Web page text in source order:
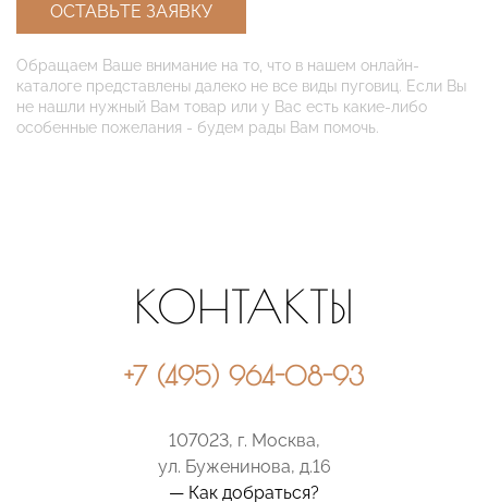
ОСТАВЬТЕ ЗАЯВКУ
Обращаем Ваше внимание на то, что в нашем онлайн-
каталоге представлены далеко не все виды пуговиц. Если Вы
не нашли нужный Вам товар или у Вас есть какие-либо
особенные пожелания - будем рады Вам помочь.
КОНТАКТЫ
+7 (495) 964-08-93
107023, г. Москва,
ул. Буженинова, д.16
— Как добраться?